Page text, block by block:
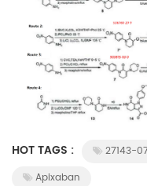
HOT TAGS : 27143-
Apixaban